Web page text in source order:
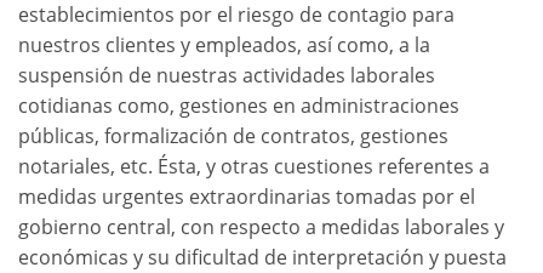
establecimientos por el riesgo de contagio para
nuestros clientes y empleados, así como, a la
suspensión de nuestras actividades laborales
cotidianas como, gestiones en administraciones
públicas, formalización de contratos, gestiones
notariales, etc. Ésta, y otras cuestiones referentes a
medidas urgentes extraordinarias tomadas por el
gobierno central, con respecto a medidas laborales y
económicas y su dificultad de interpretación y puesta